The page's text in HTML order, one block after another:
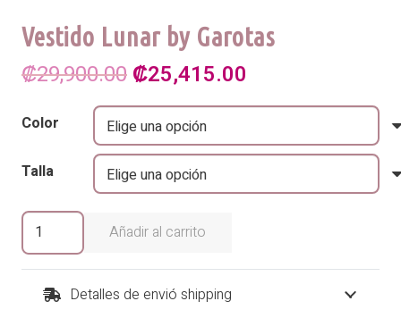
Vestido Lunar by Garotas
₡29,900.00 El
precio
original
era:
₡29,900.00.
₡25,415.00
precio
actual
₡25,415.00.
Color
Talla
Vestido
Lunar
by
Garotas
cantidad
Añadir al carrito
Detalles de envió shipping